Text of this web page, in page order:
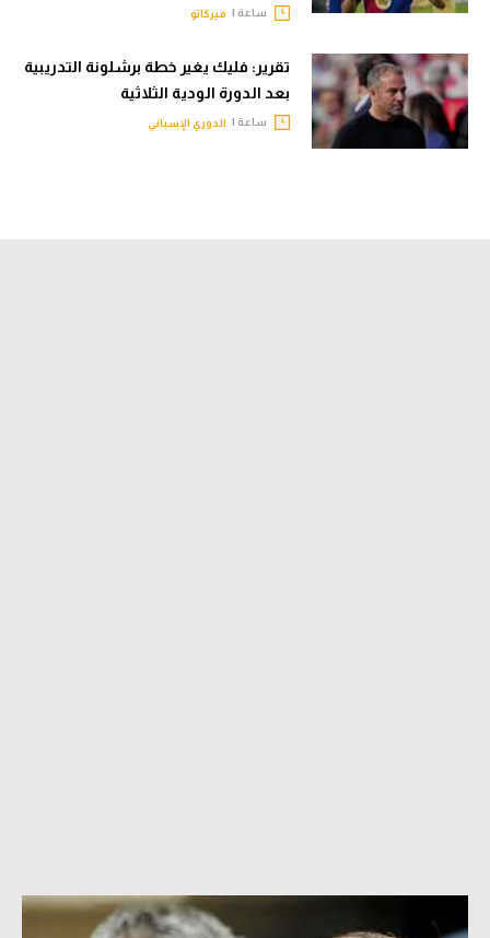
ساعة | ميركاتو
تقرير: فليك يغير خطة برشلونة التدريبية
بعد الدورة الودية الثلاثية
ساعة | الدوري الإسباني